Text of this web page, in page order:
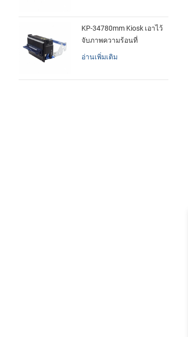
KP-34780mm Kiosk เอาไว้
จับภาพความร้อนที่
เครื่องพิมพ์
อ่านเพิ่มเติม